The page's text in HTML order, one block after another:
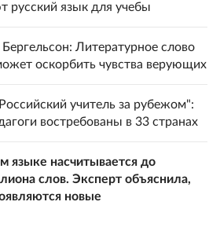
русский язык для учебы
Литературное слово
оскорбить чувства верующих
учитель за рубежом":
востребованы в 33 странах
языке насчитывается до
слов. Эксперт объяснила,
новые